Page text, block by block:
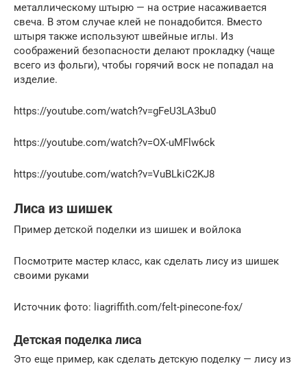
металлическому штырю — на острие насаживается
свеча. В этом случае клей не понадобится. Вместо
штыря также используют швейные иглы. Из
соображений безопасности делают прокладку (чаще
всего из фольги), чтобы горячий воск не попадал на
изделие.
https://youtube.com/watch?v=gFeU3LA3bu0
https://youtube.com/watch?v=OX-uMFlw6ck
https://youtube.com/watch?v=VuBLkiC2KJ8
Лиса из шишек
Пример детской поделки из шишек и войлока
Посмотрите мастер класс, как сделать лису из шишек
своими руками
Источник фото: liagriffith.com/felt-pinecone-fox/
Детская поделка лиса
Это еще пример, как сделать детскую поделку — лису из